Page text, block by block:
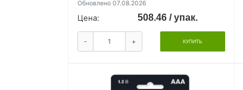
Обновлено 07.08.2026
Цена: 508.46 / упак.
- + КУПИТЬ